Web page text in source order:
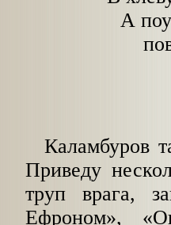
А
Каламбуров
Приведу
труп врага,
Ефроном»,